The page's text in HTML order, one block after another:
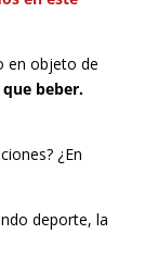
en objeto de
beber.
¿En
deporte, la